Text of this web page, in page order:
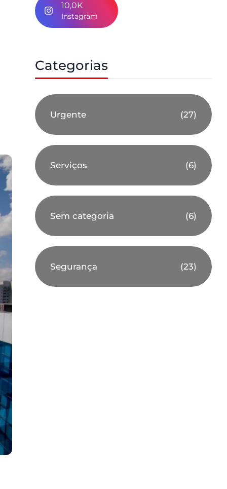
10,0K
Instagram
Categorias
Urgente (27)
Serviços (6)
Sem categoria (6)
Segurança (23)